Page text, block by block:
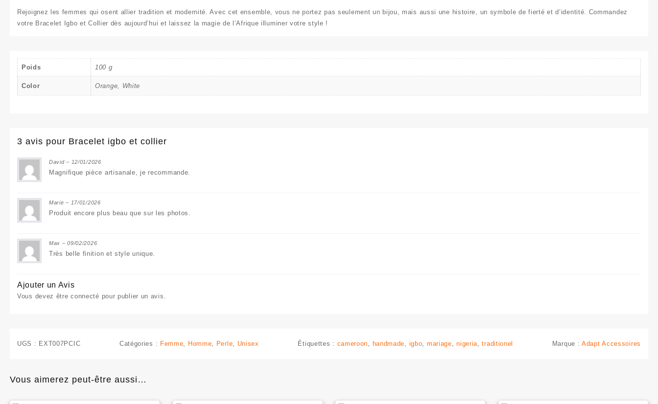
Rejoignez les femmes qui osent allier tradition et modernité. Avec cet ensemble, vous ne portez pas seulement un bijou, mais aussi une histoire, un symbole de fierté et d’identité. Commandez
votre Bracelet Igbo et Collier dès aujourd’hui et laissez la magie de l’Afrique illuminer votre style !
Poids 100 g
Color Orange, White
3 avis pour Bracelet igbo et collier
David– 12/01/2026
Magnifique pièce artisanale, je recommande.
Marie– 17/01/2026
Produit encore plus beau que sur les photos.
Max – 09/02/2026
Très belle finition et style unique.
Ajouter un Avis
Vous devez êtreconnecté pour publier un avis.
UGS : EXT007PCIC Catégories : Femme, Homme, Perle, Unisex Étiquettes : cameroon, handmade, igbo, mariage,nigeria,traditionel Marque :Adapt Accessoires
Vous aimerez peut-être aussi…